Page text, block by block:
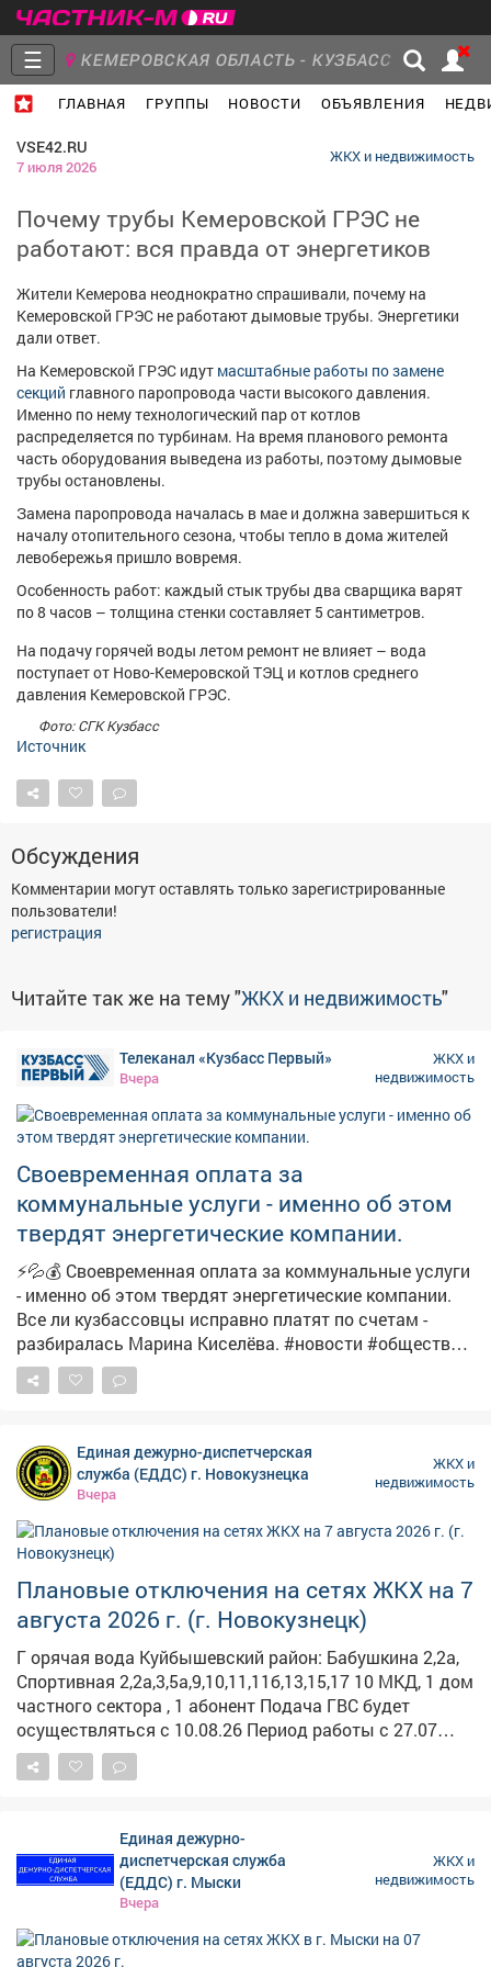
☰ КЕМЕРОВСКАЯ ОБЛАСТЬ - КУЗБАСС
ГЛАВНАЯ ГРУППЫ НОВОСТИ ОБЪЯВЛЕНИЯ
Объявления Недвижимость Услуги
Работа Транспорт Компании
ТВ программа
VSE42.RU
7 июля 2026
ЖКХ и недвижимость
Почему трубы Кемеровской ГРЭС не
работают: вся правда от энергетиков
Жители Кемерова неоднократно спрашивали, почему на
Кемеровской ГРЭС не работают дымовые трубы. Энергетики
дали ответ.
На Кемеровской ГРЭС идут масштабные работы по замене
секций главного паропровода части высокого давления.
Именно по нему технологический пар от котлов
распределяется по турбинам. На время планового ремонта
часть оборудования выведена из работы, поэтому дымовые
трубы остановлены.
Замена паропровода началась в мае и должна завершиться к
началу отопительного сезона, чтобы тепло в дома жителей
левобережья пришло вовремя.
Особенность работ: каждый стык трубы два сварщика варят
по 8 часов – толщина стенки составляет 5 сантиметров.
На подачу горячей воды летом ремонт не влияет – вода
поступает от Ново-Кемеровской ТЭЦ и котлов среднего
давления Кемеровской ГРЭС.
Фото: СГК Кузбасс
Источник
Обсуждения
Комментарии могут оставлять только зарегистрированные
пользователи!
регистрация
Читайте так же на тему "ЖКХ и недвижимость"
Телеканал «Кузбасс Первый»
Вчера
ЖКХ и
недвижимость
Своевременная оплата за
коммунальные услуги - именно об этом
твердят энергетические компании.
⚡💦💰 Своевременная оплата за коммунальные услуги
- именно об этом твердят энергетические компании.
Все ли кузбассовцы исправно платят по счетам -
разбиралась Марина Киселёва. #новости #общество
#борьбасдолжниками
Единая дежурно-диспетчерская
служба (ЕДДС) г. Новокузнецка
Вчера
ЖКХ и
недвижимость
Плановые отключения на сетях ЖКХ на 7
августа 2026 г. (г. Новокузнецк)
Г орячая вода Куйбышевский район: Бабушкина 2,2а,
Спортивная 2,2а,3,5а,9,10,11,11б,13,15,17 10 МКД, 1 дом
частного сектора , 1 абонент Подача ГВС будет
осуществляться с 10.08.26 Период работы с 27.07
09:00 по 09.08 17:00 Описание работ: Гидравлические
испытания т/сетей на прочность и плотность от
район: Станционная, 15,19,20,22, 25,29,29/1 4 жилых
дома, проч. - 3 Период работы с 24.07 09:00 по 07.08
Полосухинская (согласно графику) Работает: ООО
Единая дежурно-
диспетчерская служба
(ЕДДС) г. Мыски
Вчера
ЖКХ и
недвижимость